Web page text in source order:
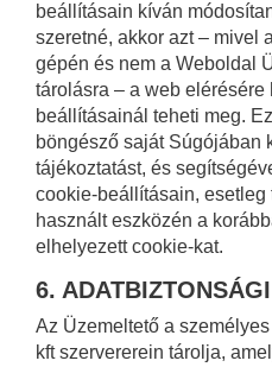
beállításain kíván
szeretné, akkor azt – mivel
gépén és nem a Weboldal
tárolásra – a web
beállításainál teheti meg.
böngésző saját Súgójában
tájékoztatást, és
cookie-beállításain,
használt eszközén a
elhelyezett cookie-kat.
6.
Az Üzemeltető a
kft szervererein tárolja,